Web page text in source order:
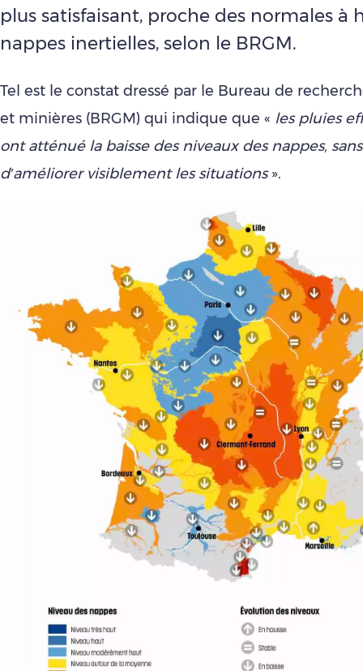
plus satisfaisant, proche des normales à
nappes inertielles, selon le BRGM.
Tel est le constat dressé par le Bureau de
et minières (BRGM) qui indique que « les pluies
ont atténué la baisse des niveaux des nappes,
d’améliorer visiblement les situations».